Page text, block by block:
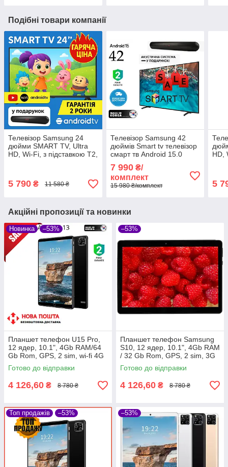
Подібні товари компанії
Телевізор Samsung 24
дюйми SMART TV, Ultra
HD, Wi-Fi, з підставкою T2,
5 790 ₴ 11 580 ₴
Телевізор Samsung 42
дюймів Smart tv телевізор
смарт тв Android 15.0
7 990₴/
комплект
15 980 ₴/комплект
HD,
5
Акційні пропозиції та новинки
Новинка –53%
Планшет телефон U15 Pro,
12 ядер, 10.1", 4Gb RAM/64
Gb Rom, GPS, 2 sim, wi-fi 4G
Планшетний комп'ютер
Готово до відправки
4 126,60 ₴ 8 780 ₴
–53%
Планшет телефон Samsung
S10, 12 ядер, 10.1", 4Gb RAM
/ 32 Gb Rom, GPS, 2 sim, 3G
Готово до відправки
4 126,60 ₴ 8 780 ₴
Топ продажів –53% –53%